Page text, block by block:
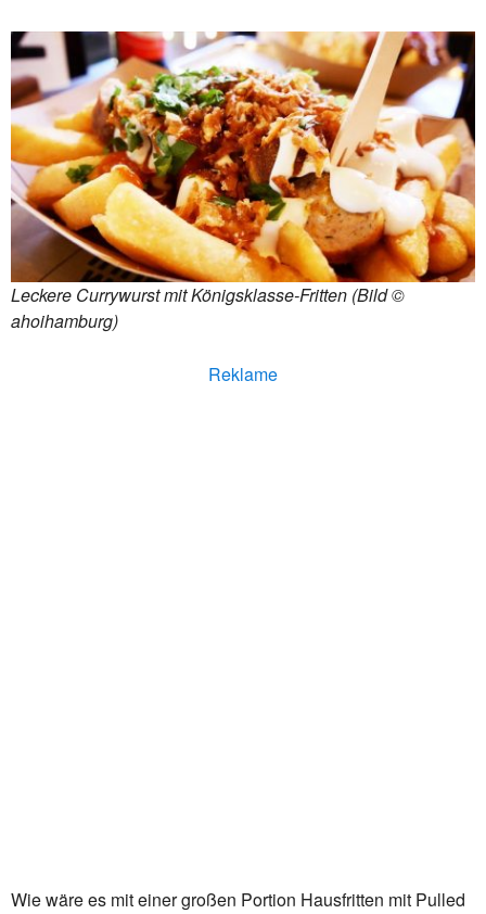
Leckere Currywurst mit Königsklasse-Fritten (Bild ©
ahoihamburg)
Reklame
Wie wäre es mit einer großen Portion Hausfritten mit Pulled